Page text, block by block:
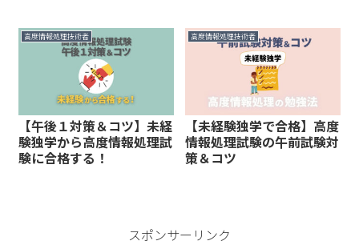
高度情報処理技術者
【午後１対策＆コツ】未経
験独学から高度情報処理試
験に合格する！
高度情報処理技術者
【未経験独学で合格】高度
情報処理試験の午前試験対
策＆コツ
スポンサーリンク